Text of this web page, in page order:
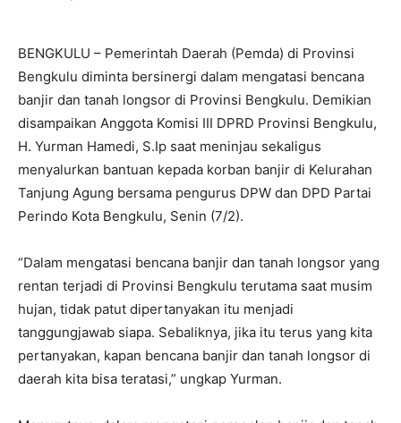
BENGKULU – Pemerintah Daerah (Pemda) di Provinsi
Bengkulu diminta bersinergi dalam mengatasi bencana
banjir dan tanah longsor di Provinsi Bengkulu. Demikian
disampaikan Anggota Komisi III DPRD Provinsi Bengkulu,
H. Yurman Hamedi, S.Ip saat meninjau sekaligus
menyalurkan bantuan kepada korban banjir di Kelurahan
Tanjung Agung bersama pengurus DPW dan DPD Partai
Perindo Kota Bengkulu, Senin (7/2).
“Dalam mengatasi bencana banjir dan tanah longsor yang
rentan terjadi di Provinsi Bengkulu terutama saat musim
hujan, tidak patut dipertanyakan itu menjadi
tanggungjawab siapa. Sebaliknya, jika itu terus yang kita
pertanyakan, kapan bencana banjir dan tanah longsor di
daerah kita bisa teratasi,” ungkap Yurman.